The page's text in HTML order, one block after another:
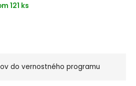
121 ks
do vernostného programu